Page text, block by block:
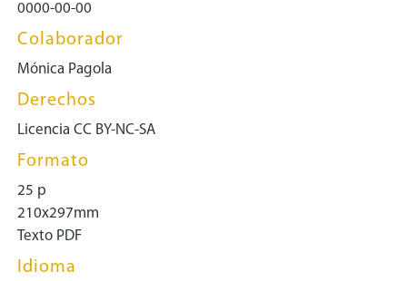
0000-00-00
Colaborador
Mónica Pagola
Derechos
Licencia CC BY-NC-SA
Formato
25 p
210x297mm
Texto PDF
Idioma